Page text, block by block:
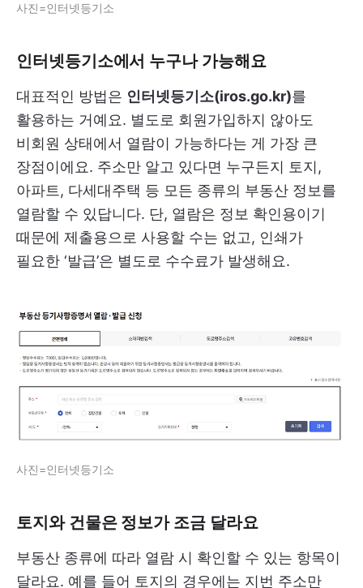
사진=인터넷등기소
인터넷등기소에서 누구나 가능해요
대표적인 방법은 인터넷등기소(iros.go.kr)를
활용하는 거예요. 별도로 회원가입하지 않아도
비회원 상태에서 열람이 가능하다는 게 가장 큰
장점이에요. 주소만 알고 있다면 누구든지 토지,
아파트, 다세대주택 등 모든 종류의 부동산 정보를
열람할 수 있답니다. 단, 열람은 정보 확인용이기
때문에 제출용으로 사용할 수는 없고, 인쇄가
필요한 ‘발급’은 별도로 수수료가 발생해요.
사진=인터넷등기소
토지와 건물은 정보가 조금 달라요
부동산 종류에 따라 열람 시 확인할 수 있는 항목이
달라요. 예를 들어 토지의 경우에는 지번 주소만